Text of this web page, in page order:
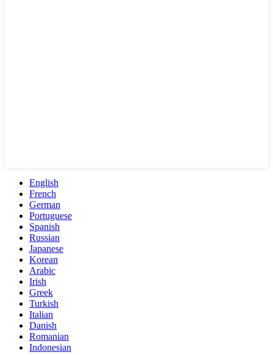
English
French
German
Portuguese
Spanish
Russian
Japanese
Korean
Arabic
Irish
Greek
Turkish
Italian
Danish
Romanian
Indonesian